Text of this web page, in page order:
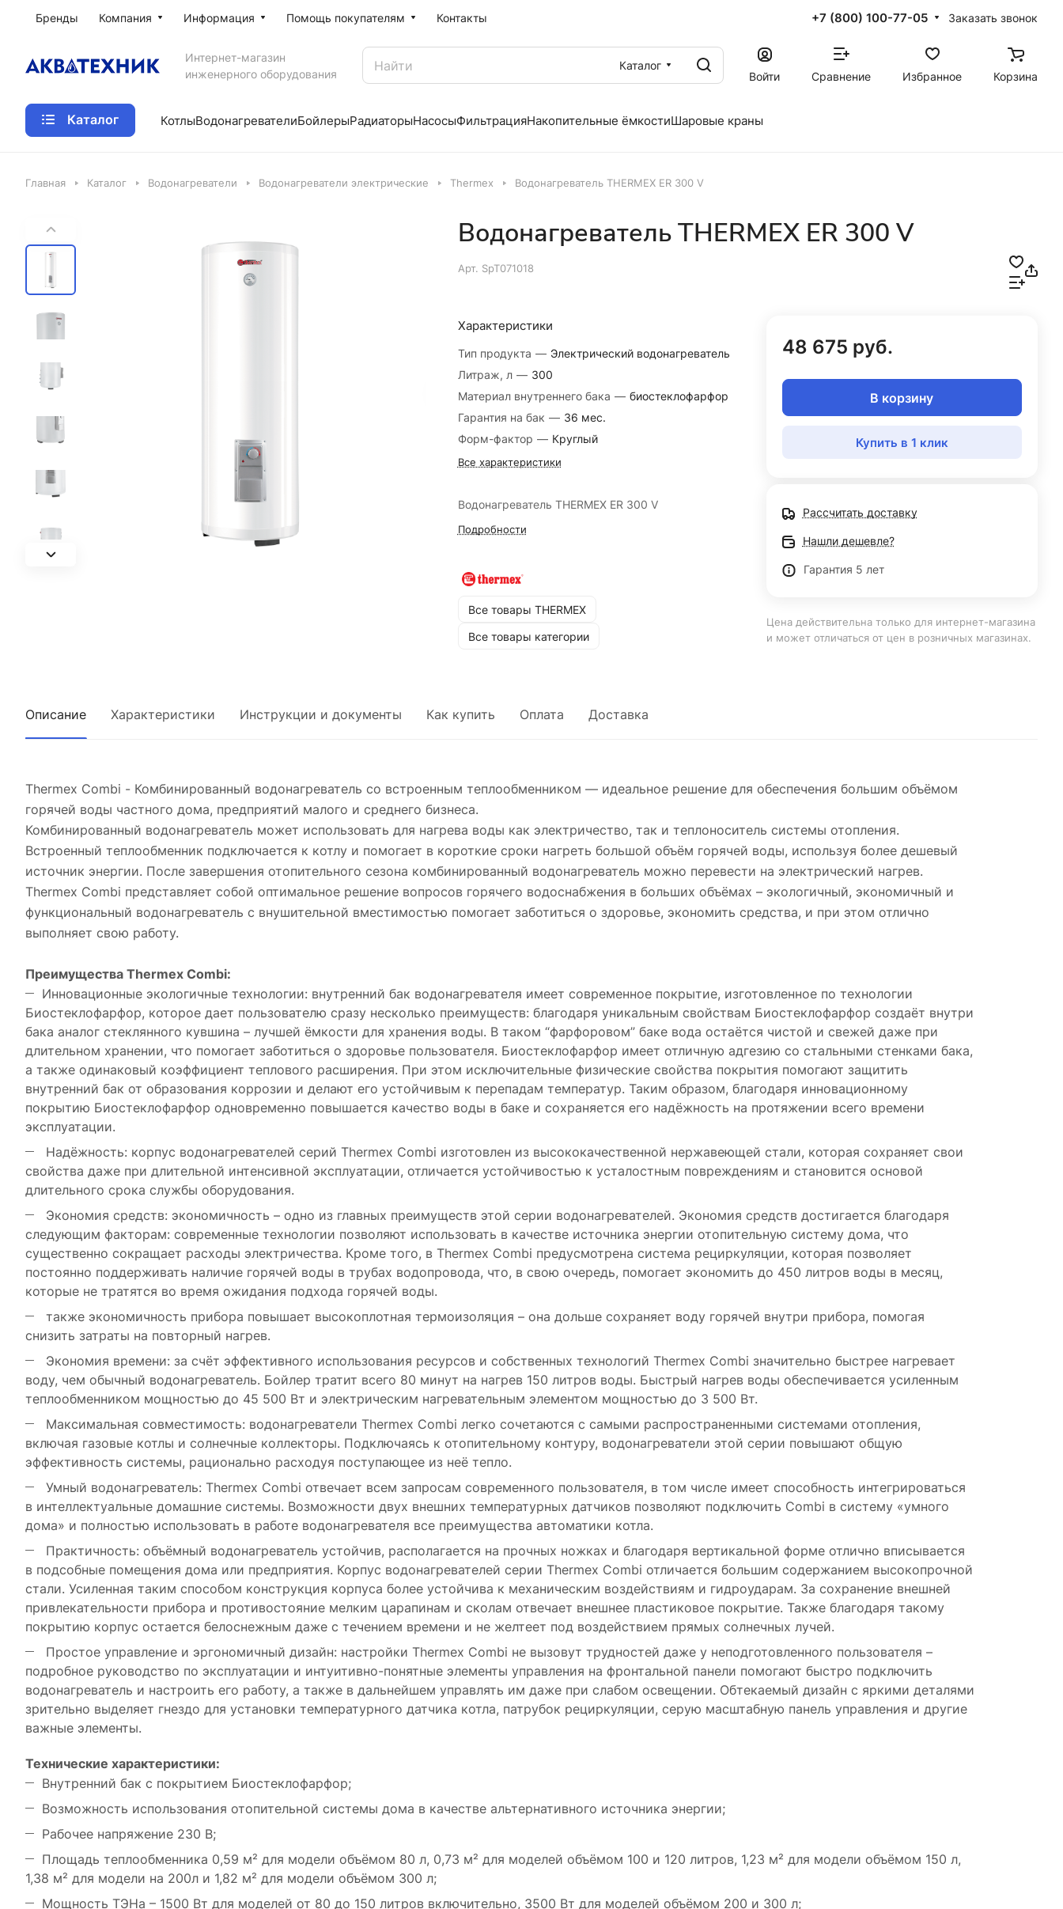
Бренды Компания Информация Помощь покупателям Контакты +7 (800) 100-77-05 Заказать звонок
Интернет-магазин
инженерного оборудования
Каталог
Войти
Сравнение Избранное Корзина
Каталог КотлыВодонагревателиБойлерыРадиаторыНасосыФильтрацияНакопительные ёмкостиШаровые краны
Главная Каталог Водонагреватели Водонагреватели электрические Thermex Водонагреватель THERMEX ER 300 V
Водонагреватель THERMEX ER 300 V
Арт. SpT071018
Характеристики
Тип продукта — Электрический водонагреватель
Литраж, л — 300
Материал внутреннего бака — биостеклофарфор
Гарантия на бак — 36 мес.
Форм-фактор — Круглый
Все характеристики
Водонагреватель THERMEX ER 300 V
Подробности
Все товары THERMEX
Все товары категории
48 675 руб.
В корзину
Купить в 1 клик
Рассчитать доставку
Нашли дешевле?
Гарантия 5 лет
Цена действительна только для интернет-магазина
и может отличаться от цен в розничных магазинах.
Описание Характеристики Инструкции и документы Как купить Оплата Доставка
Thermex Combi - Комбинированный водонагреватель со встроенным теплообменником — идеальное решение для обеспечения большим объёмом
горячей воды частного дома, предприятий малого и среднего бизнеса.
Комбинированный водонагреватель может использовать для нагрева воды как электричество, так и теплоноситель системы отопления.
Встроенный теплообменник подключается к котлу и помогает в короткие сроки нагреть большой объём горячей воды, используя более дешевый
источник энергии. После завершения отопительного сезона комбинированный водонагреватель можно перевести на электрический нагрев.
Thermex Combi представляет собой оптимальное решение вопросов горячего водоснабжения в больших объёмах – экологичный, экономичный и
функциональный водонагреватель с внушительной вместимостью помогает заботиться о здоровье, экономить средства, и при этом отлично
выполняет свою работу.
Преимущества Thermex Combi:
Инновационные экологичные технологии: внутренний бак водонагревателя имеет современное покрытие, изготовленное по технологии
Биостеклофарфор, которое дает пользователю сразу несколько преимуществ: благодаря уникальным свойствам Биостеклофарфор создаёт внутри
бака аналог стеклянного кувшина – лучшей ёмкости для хранения воды. В таком “фарфоровом” баке вода остаётся чистой и свежей даже при
длительном хранении, что помогает заботиться о здоровье пользователя. Биостеклофарфор имеет отличную адгезию со стальными стенками бака,
а также одинаковый коэффициент теплового расширения. При этом исключительные физические свойства покрытия помогают защитить
внутренний бак от образования коррозии и делают его устойчивым к перепадам температур. Таким образом, благодаря инновационному
покрытию Биостеклофарфор одновременно повышается качество воды в баке и сохраняется его надёжность на протяжении всего времени
эксплуатации.
Надёжность: корпус водонагревателей серий Thermex Combi изготовлен из высококачественной нержавеющей стали, которая сохраняет свои
свойства даже при длительной интенсивной эксплуатации, отличается устойчивостью к усталостным повреждениям и становится основой
длительного срока службы оборудования.
Экономия средств: экономичность – одно из главных преимуществ этой серии водонагревателей. Экономия средств достигается благодаря
следующим факторам: современные технологии позволяют использовать в качестве источника энергии отопительную систему дома, что
существенно сокращает расходы электричества. Кроме того, в Thermex Combi предусмотрена система рециркуляции, которая позволяет
постоянно поддерживать наличие горячей воды в трубах водопровода, что, в свою очередь, помогает экономить до 450 литров воды в месяц,
которые не тратятся во время ожидания подхода горячей воды.
также экономичность прибора повышает высокоплотная термоизоляция – она дольше сохраняет воду горячей внутри прибора, помогая
снизить затраты на повторный нагрев.
Экономия времени: за счёт эффективного использования ресурсов и собственных технологий Thermex Combi значительно быстрее нагревает
воду, чем обычный водонагреватель. Бойлер тратит всего 80 минут на нагрев 150 литров воды. Быстрый нагрев воды обеспечивается усиленным
теплообменником мощностью до 45 500 Вт и электрическим нагревательным элементом мощностью до 3 500 Вт.
Максимальная совместимость: водонагреватели Thermex Combi легко сочетаются с самыми распространенными системами отопления,
включая газовые котлы и солнечные коллекторы. Подключаясь к отопительному контуру, водонагреватели этой серии повышают общую
эффективность системы, рационально расходуя поступающее из неё тепло.
Умный водонагреватель: Thermex Combi отвечает всем запросам современного пользователя, в том числе имеет способность интегрироваться
в интеллектуальные домашние системы. Возможности двух внешних температурных датчиков позволяют подключить Combi в систему «умного
дома» и полностью использовать в работе водонагревателя все преимущества автоматики котла.
Практичность: объёмный водонагреватель устойчив, располагается на прочных ножках и благодаря вертикальной форме отлично вписывается
в подсобные помещения дома или предприятия. Корпус водонагревателей серии Thermex Combi отличается большим содержанием высокопрочной
стали. Усиленная таким способом конструкция корпуса более устойчива к механическим воздействиям и гидроударам. За сохранение внешней
привлекательности прибора и противостояние мелким царапинам и сколам отвечает внешнее пластиковое покрытие. Также благодаря такому
покрытию корпус остается белоснежным даже с течением времени и не желтеет под воздействием прямых солнечных лучей.
Простое управление и эргономичный дизайн: настройки Thermex Combi не вызовут трудностей даже у неподготовленного пользователя –
подробное руководство по эксплуатации и интуитивно-понятные элементы управления на фронтальной панели помогают быстро подключить
водонагреватель и настроить его работу, а также в дальнейшем управлять им даже при слабом освещении. Обтекаемый дизайн с яркими деталями
зрительно выделяет гнездо для установки температурного датчика котла, патрубок рециркуляции, серую масштабную панель управления и другие
важные элементы.
Технические характеристики:
Внутренний бак с покрытием Биостеклофарфор;
Возможность использования отопительной системы дома в качестве альтернативного источника энергии;
Рабочее напряжение 230 В;
Площадь теплообменника 0,59 м² для модели объёмом 80 л, 0,73 м² для моделей объёмом 100 и 120 литров, 1,23 м² для модели объёмом 150 л,
1,38 м² для модели на 200л и 1,82 м² для модели объёмом 300 л;
Мощность ТЭНа – 1500 Вт для моделей от 80 до 150 литров включительно, 3500 Вт для моделей объёмом 200 и 300 л;